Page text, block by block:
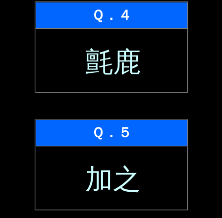
Ｑ．４
氈鹿
Ｑ．５
加之